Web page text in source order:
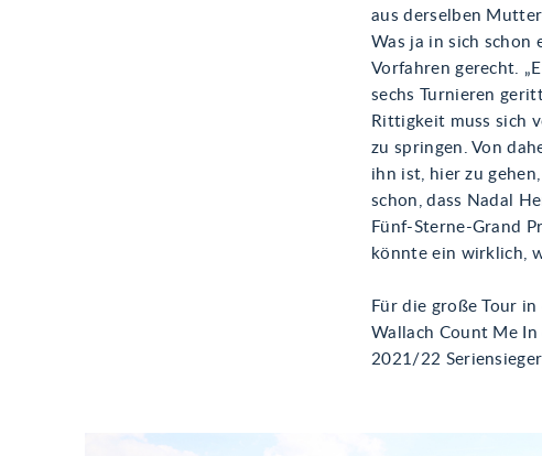
aus derselben
Was ja in sich schon
Vorfahren gerecht.
sechs Turnieren
Rittigkeit muss sich
zu springen. Von
ihn ist, hier zu
schon, dass Nadal
Fünf-Sterne-Grand
könnte ein wirklich,
Für die große Tour
Wallach Count Me
2021/22